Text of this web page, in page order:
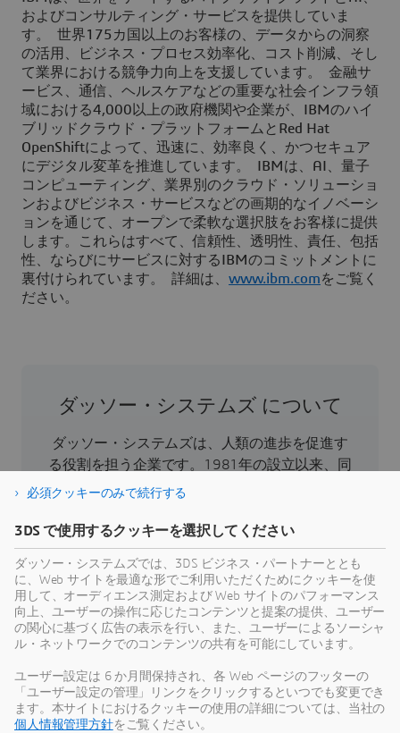
およびコンサルティング・サービスを提供していま
す。 世界175カ国以上のお客様の、データからの洞察
の活用、ビジネス・プロセス効率化、コスト削減、そし
て業界における競争力向上を支援しています。 金融サ
ービス、通信、ヘルスケアなどの重要な社会インフラ領
域における4,000以上の政府機関や企業が、IBMのハイ
ブリッドクラウド・プラットフォームとRed Hat
OpenShiftによって、迅速に、効率良く、かつセキュア
にデジタル変革を推進しています。 IBMは、AI、量子
コンピューティング、業界別のクラウド・ソリューショ
ンおよびビジネス・サービスなどの画期的なイノベーシ
ョンを通じて、オープンで柔軟な選択肢をお客様に提供
します。これらはすべて、信頼性、透明性、責任、包括
性、ならびにサービスに対するIBMのコミットメントに
裏付けられています。 詳細は、 www.ibm.comをご覧く
ださい。
ダッソー・システムズ について
ダッソー・システムズは、人類の進歩を促進す
る役割を担う企業です。1981年の設立以来、同
社はバーチャル世界を開拓し、消費者、患者、
向へと導いてきました。ダッソー・システムズ
の3DEXPERIENCEプラットフォームでは、AIを搭
載した科学的根拠に基づくバーチャルツインに
より、あらゆる規模・業界の39万のお客様が協
力し、製品やサービスを創出、製造することで
持続可能な革新を生み出し、社会に対して意義
細な情報はホームページ、
https://www.3ds.com/ja/（日本語）、
https://www.3ds.com/ （英語）をご参照くださ
必須クッキーのみで続行する
3DS で使用するクッキーを選択してください
ダッソー・システムズでは、3DS ビジネス・パートナーととも
に、Web サイトを最適な形でご利用いただくためにクッキーを使
用して、オーディエンス測定および Web サイトのパフォーマンス
向上、ユーザーの操作に応じたコンテンツと提案の提供、ユーザー
の関心に基づく広告の表示を行い、また、ユーザーによるソーシャ
ル・ネットワークでのコンテンツの共有を可能にしています。
ユーザー設定は 6 か月間保持され、各 Web ページのフッターの
「ユーザー設定の管理」リンクをクリックするといつでも変更でき
ます。本サイトにおけるクッキーの使用の詳細については、当社の
個人情報管理方針をご覧ください。